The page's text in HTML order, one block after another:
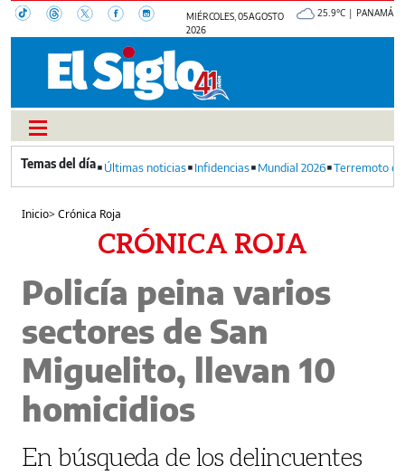
MIÉRCOLES, 05 AGOSTO
2026
25.9°C | PANAMÁ
Últimas noticias Infidencias Mundial 2026 Terremoto
Inicio>Crónica Roja
CRÓNICA ROJA
Policía peina varios
sectores de San
Miguelito, llevan 10
homicidios
En búsqueda de los delincuentes